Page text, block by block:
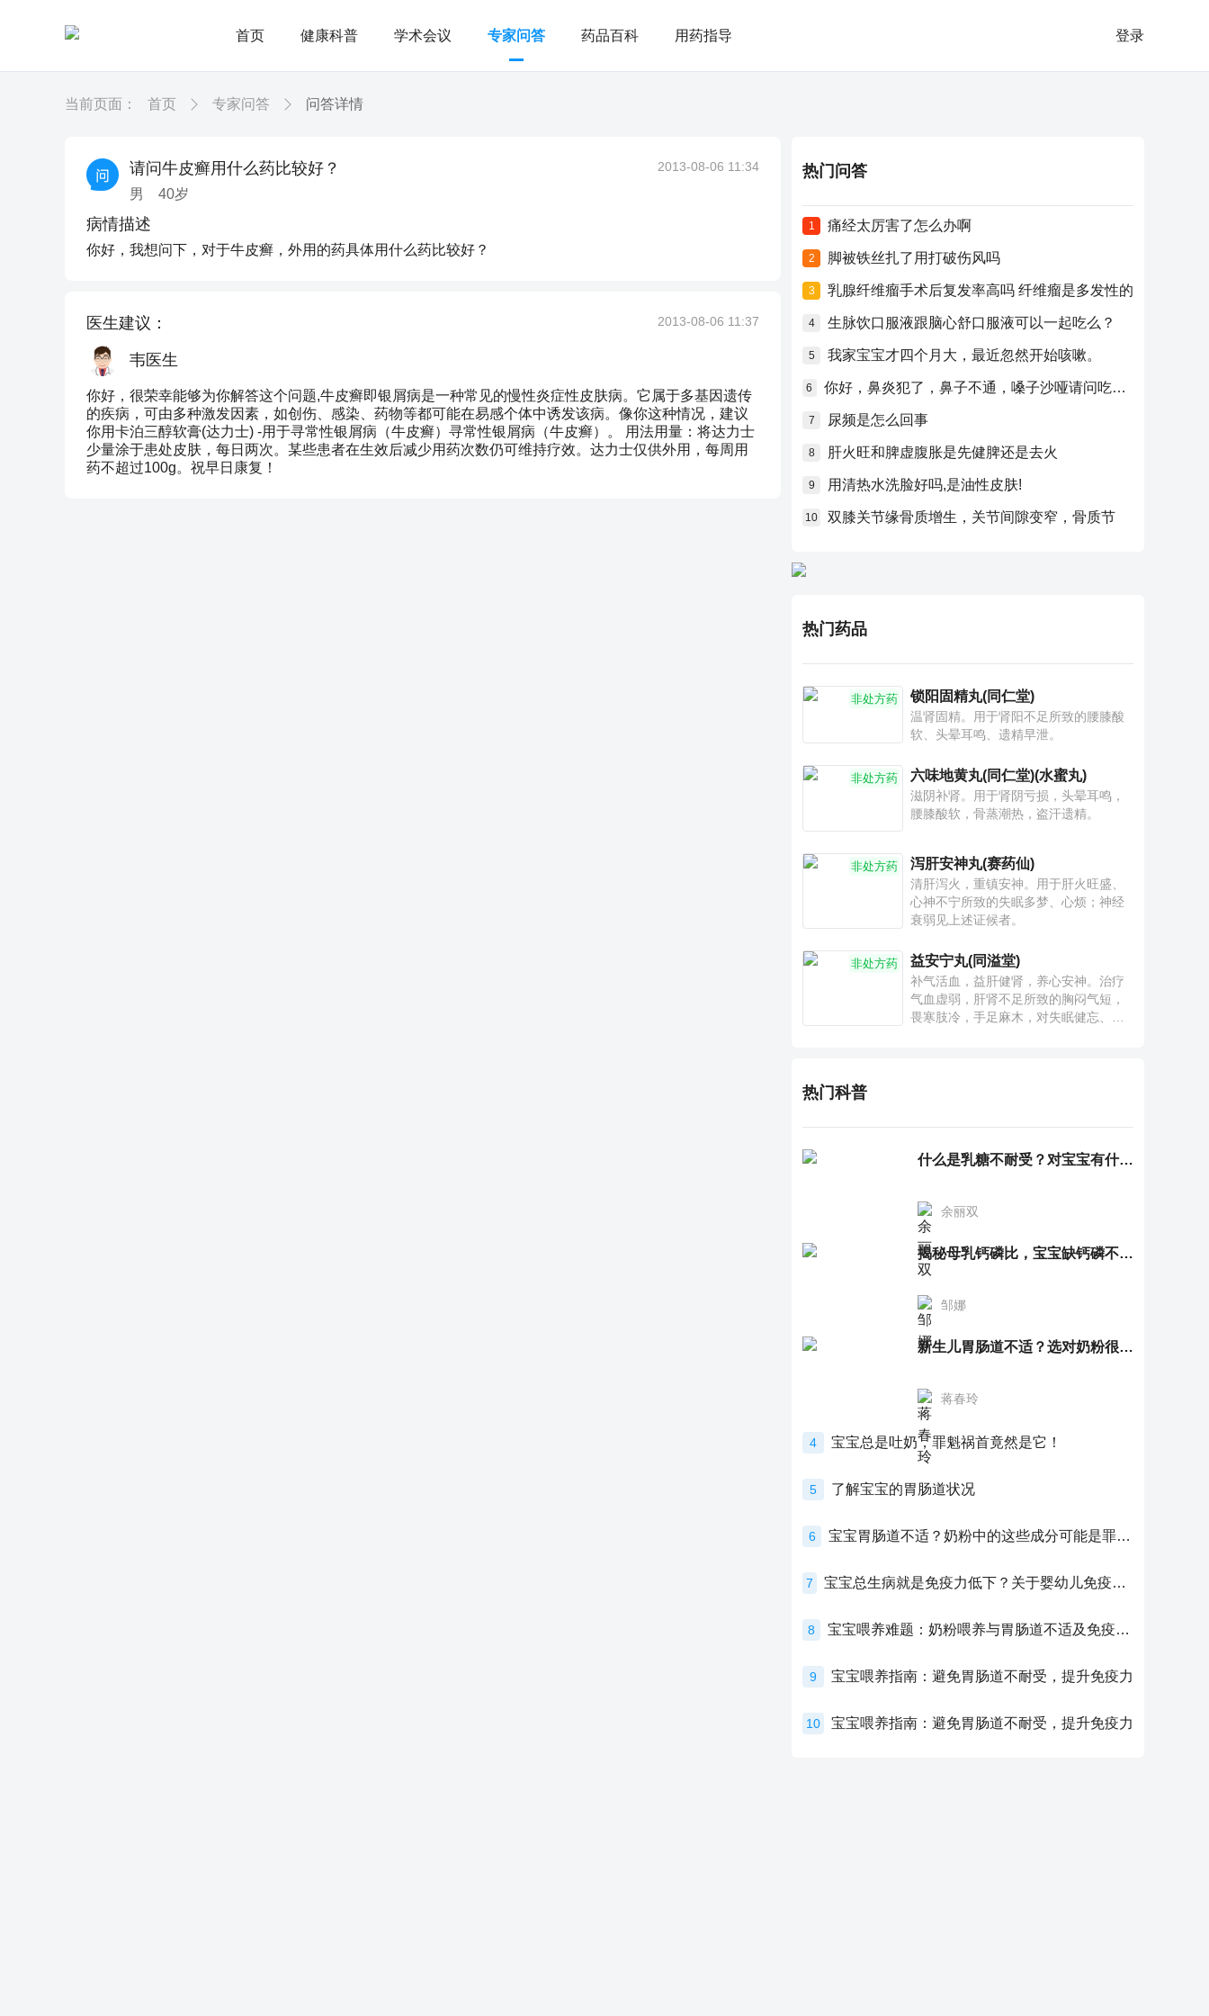
首页 健康科普 学术会议 专家问答 药品百科 用药指导 登录
当前页面： 首页 专家问答 问答详情
请问牛皮癣用什么药比较好？
男 40岁
2013-08-06 11:34
病情描述
你好，我想问下，对于牛皮癣，外用的药具体用什么药比较好？
医生建议： 2013-08-06 11:37
韦医生
你好，很荣幸能够为你解答这个问题,牛皮癣即银屑病是一种常见的慢性炎症性皮肤病。它属于多基因遗传
的疾病，可由多种激发因素，如创伤、感染、药物等都可能在易感个体中诱发该病。像你这种情况，建议
你用卡泊三醇软膏(达力士) -用于寻常性银屑病（牛皮癣）寻常性银屑病（牛皮癣）。 用法用量：将达力士
少量涂于患处皮肤，每日两次。某些患者在生效后减少用药次数仍可维持疗效。达力士仅供外用，每周用
药不超过100g。祝早日康复！
热门问答
1 痛经太厉害了怎么办啊
2 脚被铁丝扎了用打破伤风吗
3 乳腺纤维瘤手术后复发率高吗 纤维瘤是多发性的
4 生脉饮口服液跟脑心舒口服液可以一起吃么？
5 我家宝宝才四个月大，最近忽然开始咳嗽。
6 你好，鼻炎犯了，鼻子不通，嗓子沙哑请问吃什么药比较好？
7 尿频是怎么回事
8 肝火旺和脾虚腹胀是先健脾还是去火
9 用清热水洗脸好吗,是油性皮肤!
10 双膝关节缘骨质增生，关节间隙变窄，骨质节
热门药品
非处方药 锁阳固精丸(同仁堂)
温肾固精。用于肾阳不足所致的腰膝酸
软、头晕耳鸣、遗精早泄。
非处方药 六味地黄丸(同仁堂)(水蜜丸)
滋阴补肾。用于肾阴亏损，头晕耳鸣，
腰膝酸软，骨蒸潮热，盗汗遗精。
非处方药 泻肝安神丸(赛药仙)
清肝泻火，重镇安神。用于肝火旺盛、
心神不宁所致的失眠多梦、心烦；神经
衰弱见上述证候者。
非处方药 益安宁丸(同溢堂)
补气活血，益肝健肾，养心安神。治疗
气血虚弱，肝肾不足所致的胸闷气短，
畏寒肢冷，手足麻木，对失眠健忘、神
热门科普
什么是乳糖不耐受？对宝宝有什么影响？
余丽双
揭秘母乳钙磷比，宝宝缺钙磷不再愁
邹娜
新生儿胃肠道不适？选对奶粉很重要！
蒋春玲
4 宝宝总是吐奶，罪魁祸首竟然是它！
5 了解宝宝的胃肠道状况
6 宝宝胃肠道不适？奶粉中的这些成分可能是罪魁祸首！
7 宝宝总生病就是免疫力低下？关于婴幼儿免疫力的真相，家长必须了解！
8 宝宝喂养难题：奶粉喂养与胃肠道不适及免疫力提升的奥秘
9 宝宝喂养指南：避免胃肠道不耐受，提升免疫力
10 宝宝喂养指南：避免胃肠道不耐受，提升免疫力